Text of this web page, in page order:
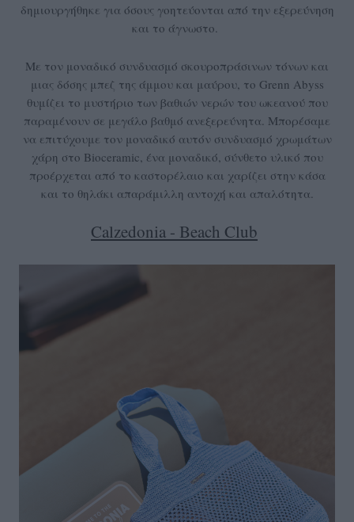
δημιουργήθηκε για όσους γοητεύονται από την εξερεύνηση
και το άγνωστο.
Με τον μοναδικό συνδυασμό σκουροπράσινων τόνων και
μιας δόσης μπεζ της άμμου και μαύρου, το Grenn Abyss
θυμίζει το μυστήριο των βαθιών νερών του ωκεανού που
παραμένουν σε μεγάλο βαθμό ανεξερεύνητα. Μπορέσαμε
να επιτύχουμε τον μοναδικό αυτόν συνδυασμό χρωμάτων
χάρη στο Bioceramic, ένα μοναδικό, σύνθετο υλικό που
προέρχεται από το καστορέλαιο και χαρίζει στην κάσα
και το θηλάκι απαράμιλλη αντοχή και απαλότητα.
Calzedonia - Beach Club